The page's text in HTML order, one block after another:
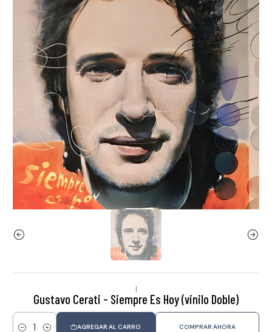
|
Gustavo Cerati - Siempre Es Hoy (vinilo Doble)
AGREGAR AL CARRO COMPRAR AHORA